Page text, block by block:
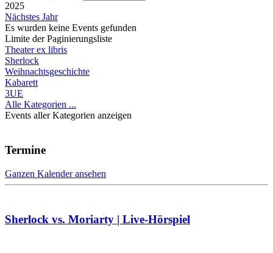
2025
Nächstes Jahr
Es wurden keine Events gefunden
Limite der Paginierungsliste
Theater ex libris
Sherlock
Weihnachtsgeschichte
Kabarett
3UE
Alle Kategorien ...
Events aller Kategorien anzeigen
Termine
Ganzen Kalender ansehen
Sherlock vs. Moriarty | Live-Hörspiel